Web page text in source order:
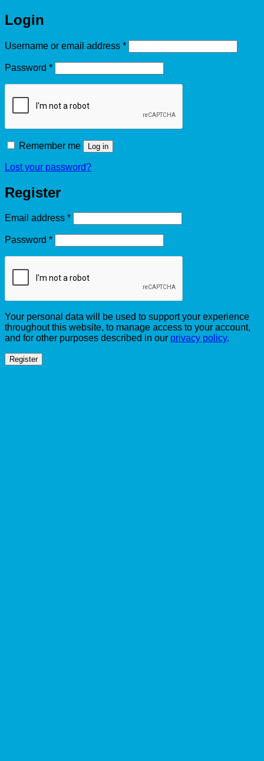
Login
Username or email address *Required
Password *Required
Remember me Log in
Lost your password?
Register
Email address *Required
Password *Required
Your personal data will be used to support your experience
throughout this website, to manage access to your account,
and for other purposes described in our privacy policy.
Register